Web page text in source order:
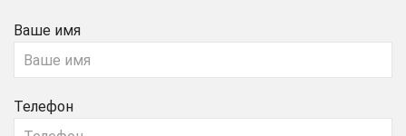
Ваше имя
Телефон